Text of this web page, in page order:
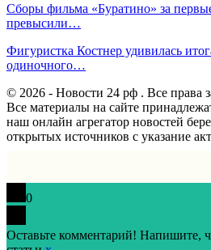
Сборы фильма «Буратино» за
превысили…
Фигуристка Костнер удивилась
одиночного…
© 2026 - Новости 24 рф . Все права
Все материалы на сайте
наш онлайн агрегатор новостей
открытых источников с указание
0
Оставьте комментарий! Напишите,